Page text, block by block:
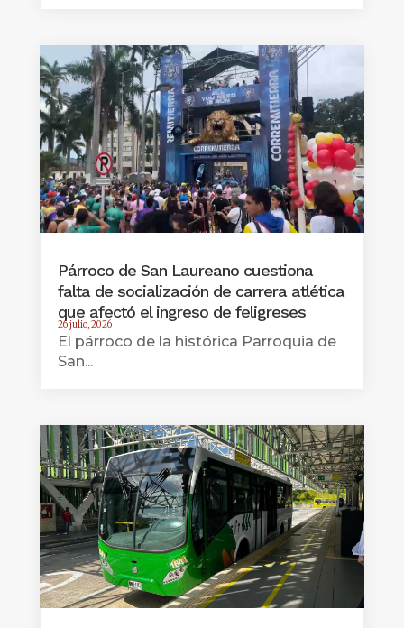
Párroco de San Laureano cuestiona
falta de socialización de carrera atlética
que afectó el ingreso de feligreses
26 julio, 2026
El párroco de la histórica Parroquia de
San...